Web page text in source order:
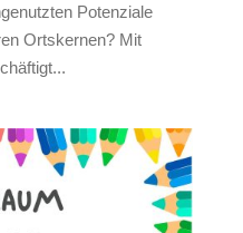
Potenziale
Ortskernen? Mit